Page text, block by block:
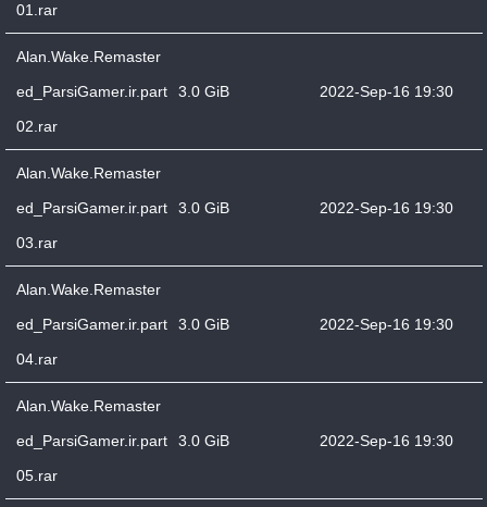
01.rar
Alan.Wake.Remaster
ed_ParsiGamer.ir.part
02.rar
3.0 GiB 2022-Sep-16 19:30
Alan.Wake.Remaster
ed_ParsiGamer.ir.part
03.rar
3.0 GiB 2022-Sep-16 19:30
Alan.Wake.Remaster
ed_ParsiGamer.ir.part
04.rar
3.0 GiB 2022-Sep-16 19:30
Alan.Wake.Remaster
ed_ParsiGamer.ir.part
05.rar
3.0 GiB 2022-Sep-16 19:30